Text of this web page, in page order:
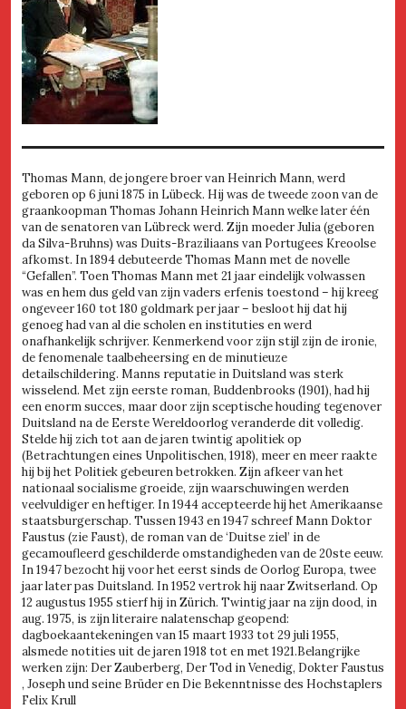
Thomas Mann, de jongere broer van Heinrich Mann, werd
geboren op 6 juni 1875 in Lübeck. Hij was de tweede zoon van de
graankoopman Thomas Johann Heinrich Mann welke later één
van de senatoren van Lübreck werd. Zijn moeder Julia (geboren
da Silva-Bruhns) was Duits-Braziliaans van Portugees Kreoolse
afkomst. In 1894 debuteerde Thomas Mann met de novelle
“Gefallen”. Toen Thomas Mann met 21 jaar eindelijk volwassen
was en hem dus geld van zijn vaders erfenis toestond – hij kreeg
ongeveer 160 tot 180 goldmark per jaar – besloot hij dat hij
genoeg had van al die scholen en instituties en werd
onafhankelijk schrijver. Kenmerkend voor zijn stijl zijn de ironie,
de fenomenale taalbeheersing en de minutieuze
detailschildering. Manns reputatie in Duitsland was sterk
wisselend. Met zijn eerste roman, Buddenbrooks (1901), had hij
een enorm succes, maar door zijn sceptische houding tegenover
Duitsland na de Eerste Wereldoorlog veranderde dit volledig.
Stelde hij zich tot aan de jaren twintig apolitiek op
(Betrachtungen eines Unpolitischen, 1918), meer en meer raakte
hij bij het Politiek gebeuren betrokken. Zijn afkeer van het
nationaal socialisme groeide, zijn waarschuwingen werden
veelvuldiger en heftiger. In 1944 accepteerde hij het Amerikaanse
staatsburgerschap. Tussen 1943 en 1947 schreef Mann Doktor
Faustus (zie Faust), de roman van de ‘Duitse ziel’ in de
gecamoufleerd geschilderde omstandigheden van de 20ste eeuw.
In 1947 bezocht hij voor het eerst sinds de Oorlog Europa, twee
jaar later pas Duitsland. In 1952 vertrok hij naar Zwitserland. Op
12 augustus 1955 stierf hij in Zürich. Twintig jaar na zijn dood, in
aug. 1975, is zijn literaire nalatenschap geopend:
dagboekaantekeningen van 15 maart 1933 tot 29 juli 1955,
alsmede notities uit de jaren 1918 tot en met 1921.Belangrijke
werken zijn: Der Zauberberg, Der Tod in Venedig, Dokter Faustus
, Joseph und seine Brüder en Die Bekenntnisse des Hochstaplers
Felix Krull